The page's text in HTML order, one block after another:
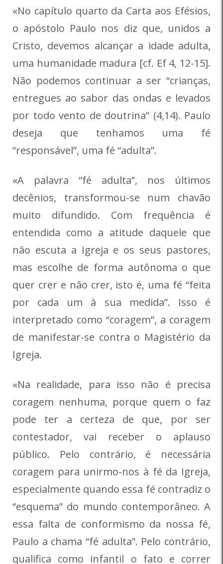
«No capítulo quarto da Carta aos Efésios,
o apóstolo Paulo nos diz que, unidos a
Cristo, devemos alcançar a idade adulta,
uma humanidade madura [cf. Ef 4, 12-15].
Não podemos continuar a ser “crianças,
entregues ao sabor das ondas e levados
por todo vento de doutrina” (4,14). Paulo
deseja que tenhamos uma fé
“responsável”, uma fé “adulta”.
«A palavra “fé adulta”, nos últimos
decênios, transformou-se num chavão
muito difundido. Com frequência é
entendida como a atitude daquele que
não escuta a Igreja e os seus pastores,
mas escolhe de forma autônoma o que
quer crer e não crer, isto é, uma fé “feita
por cada um à sua medida”. Isso é
interpretado como “coragem”, a coragem
de manifestar-se contra o Magistério da
Igreja.
«Na realidade, para isso não é precisa
coragem nenhuma, porque quem o faz
pode ter a certeza de que, por ser
contestador, vai receber o aplauso
público. Pelo contrário, é necessária
coragem para unirmo-nos à fé da Igreja,
especialmente quando essa fé contradiz o
“esquema” do mundo contemporâneo. A
essa falta de conformismo da nossa fé,
Paulo a chama “fé adulta”. Pelo contrário,
qualifica como infantil o fato e correr